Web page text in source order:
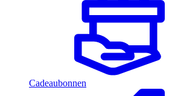
Cadeaubonnen